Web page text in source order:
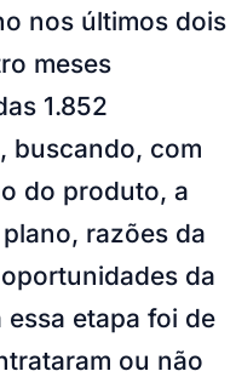
nos últimos dois
meses
1.852
buscando, com
do produto, a
razões da
da
etapa foi de
ou não